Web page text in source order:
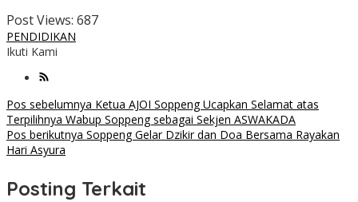
Post Views: 687
PENDIDIKAN
Ikuti Kami
Navigasi
pos
Pos sebelumnya Ketua AJOI Soppeng Ucapkan Selamat atas
Terpilihnya Wabup Soppeng sebagai Sekjen ASWAKADA
Pos berikutnya Soppeng Gelar Dzikir dan Doa Bersama Rayakan
Hari Asyura
Posting Terkait